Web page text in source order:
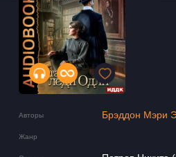
Авторы Брэддон Мэри
Жанр